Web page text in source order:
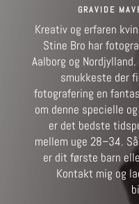
GRAVIDE
Kreativ og erfaren
Stine Bro har
Aalborg og
smukkeste der
fotografering en
om denne specielle
er det bedste
mellem uge 28–34.
er dit første barn
Kontakt mig og